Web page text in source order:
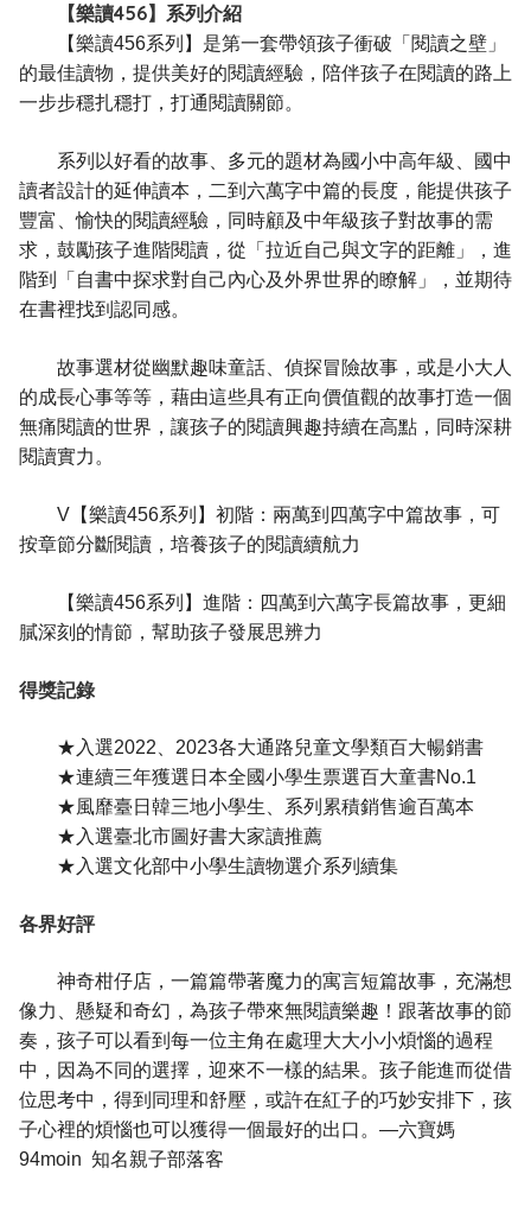
【樂讀456】系列介紹
【樂讀456系列】是第一套帶領孩子衝破「閱讀之壁」
的最佳讀物，提供美好的閱讀經驗，陪伴孩子在閱讀的路上
一步步穩扎穩打，打通閱讀關節。
系列以好看的故事、多元的題材為國小中高年級、國中
讀者設計的延伸讀本，二到六萬字中篇的長度，能提供孩子
豐富、愉快的閱讀經驗，同時顧及中年級孩子對故事的需
求，鼓勵孩子進階閱讀，從「拉近自己與文字的距離」，進
階到「自書中探求對自己內心及外界世界的瞭解」，並期待
在書裡找到認同感。
故事選材從幽默趣味童話、偵探冒險故事，或是小大人
的成長心事等等，藉由這些具有正向價值觀的故事打造一個
無痛閱讀的世界，讓孩子的閱讀興趣持續在高點，同時深耕
閱讀實力。
V【樂讀456系列】初階：兩萬到四萬字中篇故事，可
按章節分斷閱讀，培養孩子的閱讀續航力
【樂讀456系列】進階：四萬到六萬字長篇故事，更細
膩深刻的情節，幫助孩子發展思辨力
得獎記錄
★入選2022、2023各大通路兒童文學類百大暢銷書
★連續三年獲選日本全國小學生票選百大童書No.1
★風靡臺日韓三地小學生、系列累積銷售逾百萬本
★入選臺北市圖好書大家讀推薦
★入選文化部中小學生讀物選介系列續集
各界好評
神奇柑仔店，一篇篇帶著魔力的寓言短篇故事，充滿想
像力、懸疑和奇幻，為孩子帶來無閱讀樂趣！跟著故事的節
奏，孩子可以看到每一位主角在處理大大小小煩惱的過程
中，因為不同的選擇，迎來不一樣的結果。孩子能進而從借
位思考中，得到同理和舒壓，或許在紅子的巧妙安排下，孩
子心裡的煩惱也可以獲得一個最好的出口。—六寶媽
94moin 知名親子部落客